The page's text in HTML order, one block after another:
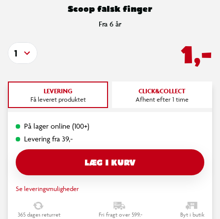
Scoop falsk finger
Fra 6 år
1,-
1
LEVERING
Få leveret produktet
CLICK&COLLECT
Afhent efter 1 time
På lager online (100+)
Levering fra 39,-
LÆG I KURV
Se leveringsmuligheder
365 dages returret Fri fragt over 599,- Byt i butik